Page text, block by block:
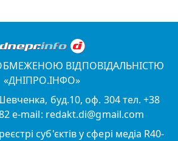
ВІДПОВІДАЛЬНІСТЮ
«ДНІПРО.ІНФО»
буд.10, оф. 304 тел. +38
e-mail: redakt.di@gmail.com
суб'єктів у сфері медіа R40-